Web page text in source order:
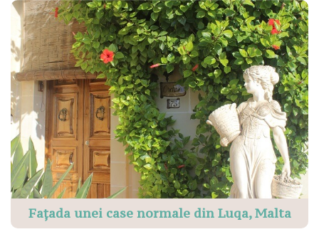
Fațada unei case normale din Luqa, Malta